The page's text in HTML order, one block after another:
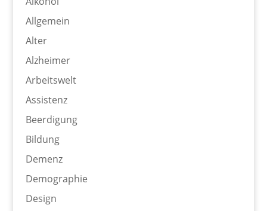
Allgemein
Alter
Alzheimer
Arbeitswelt
Assistenz
Beerdigung
Bildung
Demenz
Demographie
Design